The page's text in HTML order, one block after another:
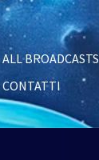
ALL BROADCASTS
CONTATTI